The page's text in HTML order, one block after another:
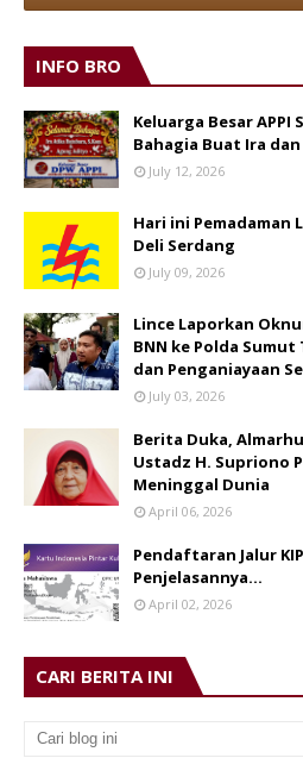
INFO BRO
Keluarga Besar APPI
Bahagia Buat Ira
July 12, 2026
Hari ini Pemadaman
Deli Serdang
July 09, 2026
Lince Laporkan
BNN ke Polda
dan Penganiayaan
July 03, 2026
Berita Duka,
Ustadz H. Supriono
Meninggal Dunia
April 06, 2026
Pendaftaran Jalur
Penjelasannya…
April 02, 2026
CARI BERITA INI